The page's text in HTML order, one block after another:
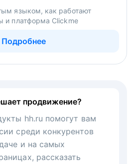
языком, как работают
и платформа Clickme
Подробнее
продвижение?
hh.ru помогут вам
среди конкурентов
и на самых
рассказать